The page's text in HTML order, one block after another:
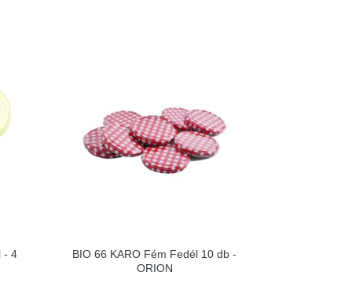
- 4
BIO 66 KARO Fém Fedél 10 db -
ORION